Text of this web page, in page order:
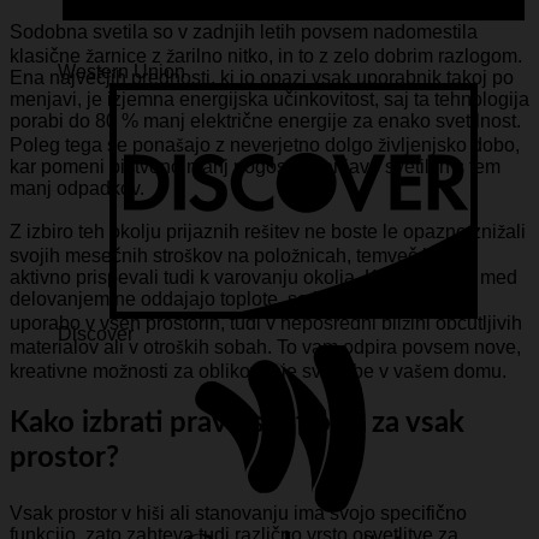
Western Union
Discover
Sodobna svetila so v zadnjih letih povsem nadomestila
klasične žarnice z žarilno nitko, in to z zelo dobrim razlogom.
Ena največjih prednosti, ki jo opazi vsak uporabnik takoj po
menjavi, je izjemna energijska učinkovitost, saj ta tehnologija
porabi do 80 % manj električne energije za enako svetilnost.
Poleg tega se ponašajo z neverjetno dolgo življenjsko dobo,
kar pomeni bistveno manj pogosto menjavo svetil in s tem
manj odpadkov.
Z izbiro teh okolju prijaznih rešitev ne boste le opazno znižali
svojih mesečnih stroškov na položnicah, temveč boste
aktivno prispevali tudi k varovanju okolja. Ker ta svetila med
delovanjem ne oddajajo toplote, so izjemno varna za
uporabo v vseh prostorih, tudi v neposredni bližini občutljivih
materialov ali v otroških sobah. To vam odpira povsem nove,
kreativne možnosti za oblikovanje svetlobe v vašem domu.
Kako izbrati pravo svetlobo za vsak
prostor?
Vsak prostor v hiši ali stanovanju ima svojo specifično